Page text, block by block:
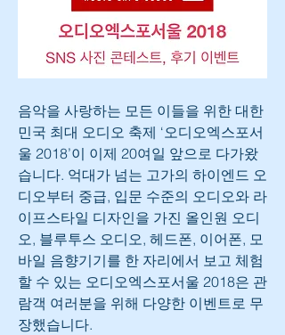
음악을 사랑하는 모든 이들을 위한 대한
민국 최대 오디오 축제 ‘오디오엑스포서
울 2018’이 이제 20여일 앞으로 다가왔
습니다. 억대가 넘는 고가의 하이엔드 오
디오부터 중급, 입문 수준의 오디오와 라
이프스타일 디자인을 가진 올인원 오디
오, 블루투스 오디오, 헤드폰, 이어폰, 모
바일 음향기기를 한 자리에서 보고 체험
할 수 있는 오디오엑스포서울 2018은 관
람객 여러분을 위해 다양한 이벤트로 무
장했습니다.